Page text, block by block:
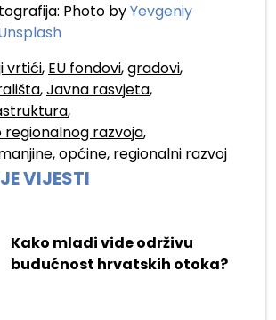
Photo byYevgeniy
ash
vrtići, EU fondovi,gradovi,
,Javna rasvjeta,
,
regionalnog razvoja,
,općine, regionalni razvoj
VIJESTI
Kako mladi vide održivu
budućnost hrvatskih otoka?